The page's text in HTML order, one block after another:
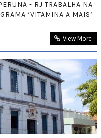
- RJ TRABALHA NA
‘VITAMINA A MAIS’
View More